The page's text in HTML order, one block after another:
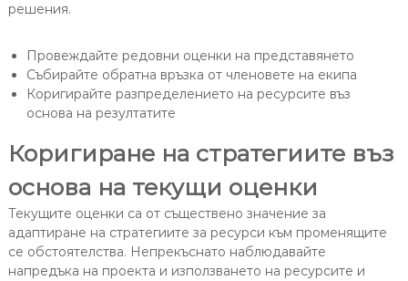
решения.
Провеждайте редовни оценки на представянето
Събирайте обратна връзка от членовете на екипа
Коригирайте разпределението на ресурсите въз
основа на резултатите
Коригиране на стратегиите въз
основа на текущи оценки
Текущите оценки са от съществено значение за
адаптиране на стратегиите за ресурси към променящите
се обстоятелства. Непрекъснато наблюдавайте
напредъка на проекта и използването на ресурсите и